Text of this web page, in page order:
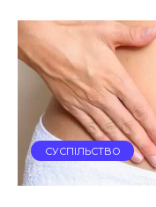
СУСПІЛЬСТВО